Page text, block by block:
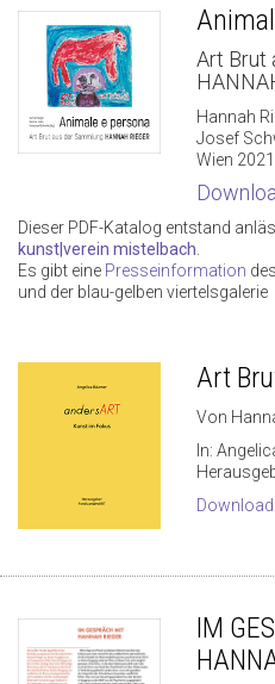
Art Brut
Hannah
Josef
Wien 2021
Dieser PDF-Katalog entstand
kunst|verein mistelbach
Es gibt eine Presseinformation
und der blau-gelben viertelsgalerie
Art
Von
In:
Download
IM